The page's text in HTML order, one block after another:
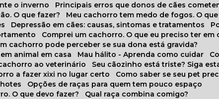
o inverno
Principais erros que donos de cães
O que fazer?
Meu cachorro tem medo de fogos. O
Depressão em cães: causas, sintomas e tratamentos
Comprei um cachorro. O que eu preciso ter em
cachorro pode perceber se sua dona está gravida?
animal em casa
Mau hálito - Aprenda como cuidar
ao veterinário
Seu cãozinho está triste? Siga
a fazer xixi no lugar certo
Como saber se seu pet
Opções de raças para quem tem pouco espaço
O que devo fazer?
Qual raça combina comigo?